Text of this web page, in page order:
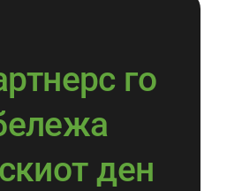
го
ден